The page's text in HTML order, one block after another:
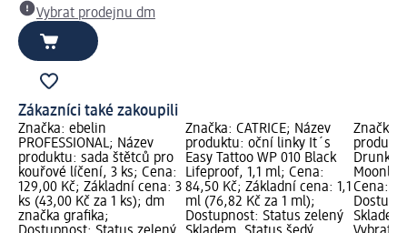
Vybrat prodejnu dm
Zákazníci také zakoupili
Značka: ebelin
PROFESSIONAL; Název
produktu: sada štětců pro
kouřové líčení, 3 ks; Cena:
129,00 Kč; Základní cena: 3
ks (43,00 Kč za 1 ks); dm
značka grafika;
Značka: CATRICE; Název
produktu: oční linky It´s
Easy Tattoo WP 010 Black
Lifeproof, 1,1 ml; Cena:
84,50 Kč; Základní cena: 1,1
ml (76,82 Kč za 1 ml);
Dostupnost: Status zelený
Značka:
Drunk'n
Cena: